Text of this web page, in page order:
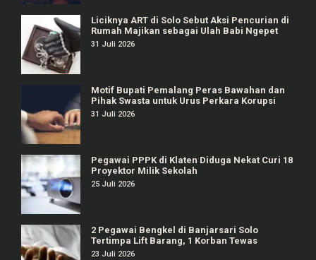
Liciknya ART di Solo Sebut Aksi Pencurian di
Rumah Majikan sebagai Ulah Babi Ngepet
31 Juli 2026
Motif Bupati Pemalang Peras Bawahan dan
Pihak Swasta untuk Urus Perkara Korupsi
31 Juli 2026
Pegawai PPPK di Klaten Diduga Nekat Curi 18
Proyektor Milik Sekolah
25 Juli 2026
2 Pegawai Bengkel di Banjarsari Solo
Tertimpa Lift Barang, 1 Korban Tewas
23 Juli 2026